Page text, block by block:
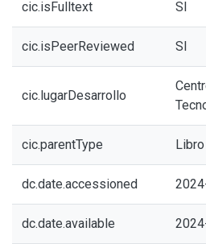
cic.isFulltext SI
cic.isPeerReviewed SI
cic.lugarDesarrollo
cic.parentType Libro
dc.date.accessioned
dc.date.available